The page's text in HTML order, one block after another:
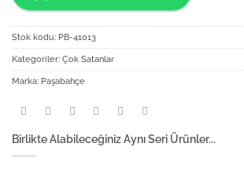
Stok kodu: PB-41013
Kategoriler: Çok Satanlar
Marka: Paşabahçe
Birlikte Alabileceğiniz Aynı Seri Ürünler...